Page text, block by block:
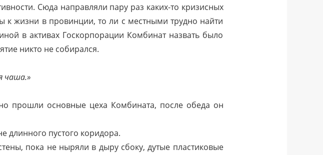
Сюда направляли пару раз каких-то кризисных
к жизни в провинции, то ли с местными трудно найти
в активах Госкорпорации Комбинат назвать было
никто не собирался.
чаша.»
прошли основные цеха Комбината, после обеда он
длинного пустого коридора.
пока не ныряли в дыру сбоку, дутые пластиковые